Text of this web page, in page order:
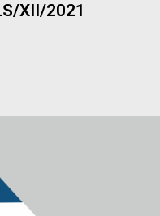
XII/2021